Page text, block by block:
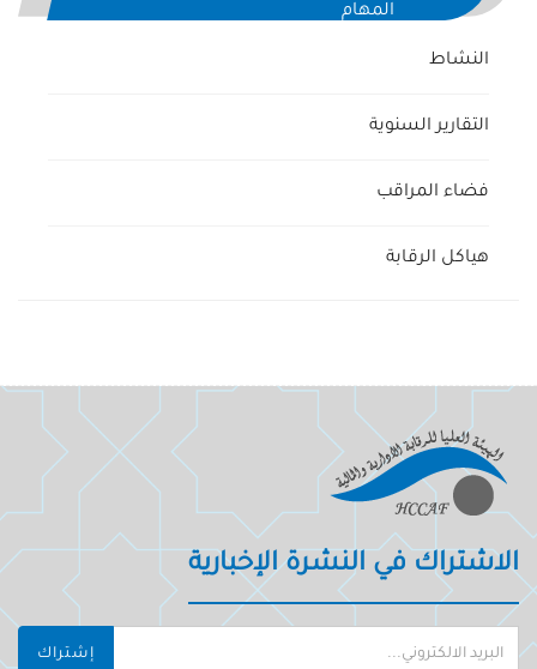
المهام
النشاط
التقارير السنوية
فضاء المراقب
هياكل الرقابة
الاشتراك في النشرة الإخبارية
إشتراك